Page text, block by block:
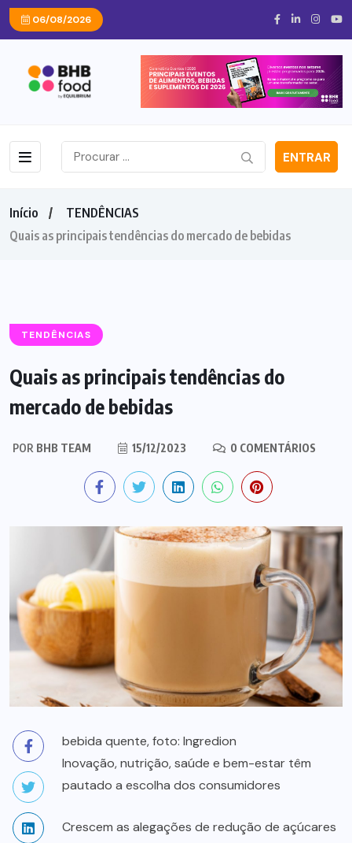
06/08/2026
ENTRAR
Início
TENDÊNCIAS
Quais as principais tendências do mercado de bebidas
TENDÊNCIAS
Quais as principais tendências do
mercado de bebidas
POR BHB TEAM 15/12/2023 0 COMENTÁRIOS
bebida quente, foto: Ingredion
Inovação, nutrição, saúde e bem-estar têm
pautado a escolha dos consumidores
Crescem as alegações de redução de açúcares